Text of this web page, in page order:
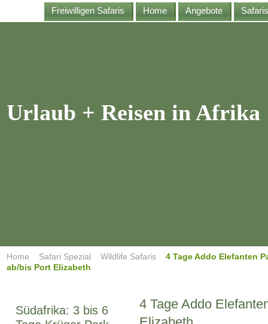
Freiwilligen Safaris Home Angebote Safaris
Urlaub + Reisen in Afrika
Home Safari Spezial Wildlife Safaris
4 Tage Addo Elefanten
ab/bis Port Elizabeth
Südafrika: 3 bis 6
4 Tage Addo